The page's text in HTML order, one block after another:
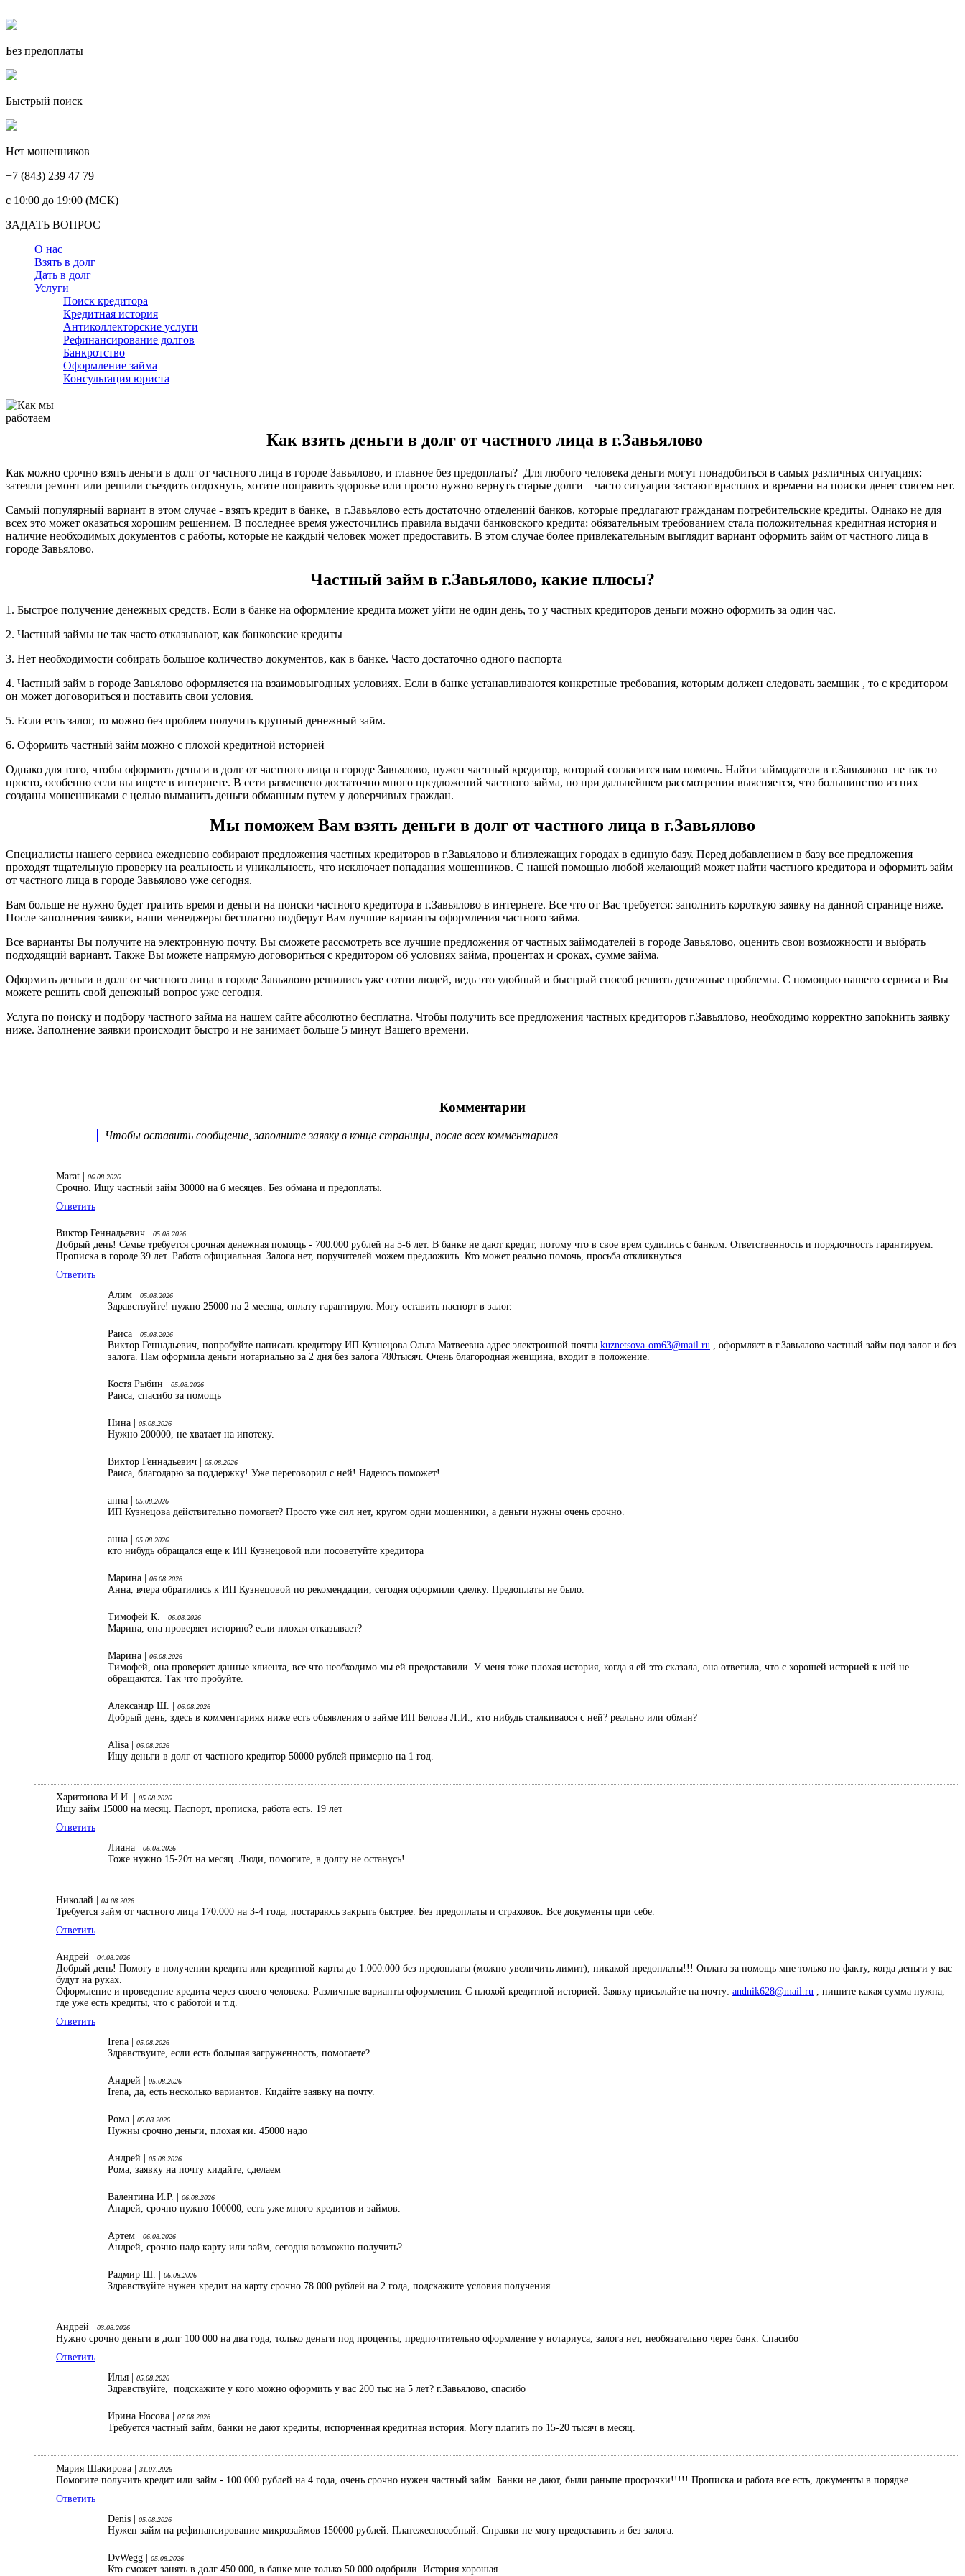
Без предоплаты
Быстрый поиск
Нет мошенников
+7 (843) 239 47 79
c 10:00 до 19:00 (МСК)
ЗАДАТЬ ВОПРОС
О нас
Взять в долг
Дать в долг
Услуги
Поиск кредитора
Кредитная история
Антиколлекторские услуги
Рефинансирование долгов
Банкротство
Оформление займа
Консультация юриста
Как взять деньги в долг от частного лица в г.Завьялово
Как можно срочно взять деньги в долг от частного лица в городе Завьялово, и главное без предоплаты? Для любого человека деньги могут понадобиться в самых различных ситуациях:
затеяли ремонт или решили съездить отдохнуть, хотите поправить здоровье или просто нужно вернуть старые долги – часто ситуации застают врасплох и времени на поиски денег совсем нет.
Самый популярный вариант в этом случае - взять кредит в банке, в г.Завьялово есть достаточно отделений банков, которые предлагают гражданам потребительские кредиты. Однако не для
всех это может оказаться хорошим решением. В последнее время ужесточились правила выдачи банковского кредита: обязательным требованием стала положительная кредитная история и
наличие необходимых документов с работы, которые не каждый человек может предоставить. В этом случае более привлекательным выглядит вариант оформить займ от частного лица в
городе Завьялово.
Частный займ в г.Завьялово, какие плюсы?
1. Быстрое получение денежных средств. Если в банке на оформление кредита может уйти не один день, то у частных кредиторов деньги можно оформить за один час.
2. Частный займы не так часто отказывают, как банковские кредиты
3. Нет необходимости собирать большое количество документов, как в банке. Часто достаточно одного паспорта
4. Частный займ в городе Завьялово оформляется на взаимовыгодных условиях. Если в банке устанавливаются конкретные требования, которым должен следовать заемщик , то с кредитором
он может договориться и поставить свои условия.
5. Если есть залог, то можно без проблем получить крупный денежный займ.
6. Оформить частный займ можно с плохой кредитной историей
Однако для того, чтобы оформить деньги в долг от частного лица в городе Завьялово, нужен частный кредитор, который согласится вам помочь. Найти займодателя в г.Завьялово не так то
просто, особенно если вы ищете в интернете. В сети размещено достаточно много предложений частного займа, но при дальнейшем рассмотрении выясняется, что большинство из них
созданы мошенниками с целью выманить деньги обманным путем у доверчивых граждан.
Мы поможем Вам взять деньги в долг от частного лица в г.Завьялово
Специалисты нашего сервиса ежедневно собирают предложения частных кредиторов в г.Завьялово и близлежащих городах в единую базу. Перед добавлением в базу все предложения
проходят тщательную проверку на реальность и уникальность, что исключает попадания мошенников. С нашей помощью любой желающий может найти частного кредитора и оформить займ
от частного лица в городе Завьялово уже сегодня.
Вам больше не нужно будет тратить время и деньги на поиски частного кредитора в г.Завьялово в интернете. Все что от Вас требуется: заполнить короткую заявку на данной странице ниже.
После заполнения заявки, наши менеджеры бесплатно подберут Вам лучшие варианты оформления частного займа.
Все варианты Вы получите на электронную почту. Вы сможете рассмотреть все лучшие предложения от частных займодателей в городе Завьялово, оценить свои возможности и выбрать
подходящий вариант. Также Вы можете напрямую договориться с кредитором об условиях займа, процентах и сроках, сумме займа.
Оформить деньги в долг от частного лица в городе Завьялово решились уже сотни людей, ведь это удобный и быстрый способ решить денежные проблемы. С помощью нашего сервиса и Вы
можете решить свой денежный вопрос уже сегодня.
Услуга по поиску и подбору частного займа на нашем сайте абсолютно бесплатна. Чтобы получить все предложения частных кредиторов г.Завьялово, необходимо корректно запоkнить заявку
ниже. Заполнение заявки происходит быстро и не занимает больше 5 минут Вашего времени.
Комментарии
Чтобы оставить сообщение, заполните заявку в конце страницы, после всех комментариев
Marat | 06.08.2026
Срочно. Ищу частный займ 30000 на 6 месяцев. Без обмана и предоплаты.
Ответить
Виктор Геннадьевич | 05.08.2026
Добрый день! Семье требуется срочная денежная помощь - 700.000 рублей на 5-6 лет. В банке не дают кредит, потому что в свое врем судились с банком. Ответственность и порядочность гарантируем.
Прописка в городе 39 лет. Работа официальная. Залога нет, поручителей можем предложить. Кто может реально помочь, просьба откликнуться.
Ответить
Алим |
05.08.2026
Здравствуйте! нужно 25000 на 2 месяца, оплату гарантирую. Могу оставить паспорт в залог.
Раиса | 05.08.2026
Виктор Геннадьевич, попробуйте написать кредитору ИП Кузнецова Ольга Матвеевна адрес электронной почты kuznetsova-om63@mail.ru , оформляет в г.Завьялово частный займ под залог и без
залога. Нам оформила деньги нотариально за 2 дня без залога 780тысяч. Очень благородная женщина, входит в положение.
Костя Рыбин | 05.08.2026
Раиса, спасибо за помощь
Нина | 05.08.2026
Нужно 200000, не хватает на ипотеку.
Виктор Геннадьевич | 05.08.2026
Раиса, благодарю за поддержку! Уже переговорил с ней! Надеюсь поможет!
анна | 05.08.2026
ИП Кузнецова действительно помогает? Просто уже сил нет, кругом одни мошенники, а деньги нужны очень срочно.
анна | 05.08.2026
кто нибудь обращался еще к ИП Кузнецовой или посоветуйте кредитора
Марина | 06.08.2026
Анна, вчера обратились к ИП Кузнецовой по рекомендации, сегодня оформили сделку. Предоплаты не было.
Тимофей К. | 06.08.2026
Марина, она проверяет историю? если плохая отказывает?
Марина | 06.08.2026
Тимофей, она проверяет данные клиента, все что необходимо мы ей предоставили. У меня тоже плохая история, когда я ей это сказала, она ответила, что с хорошей историей к ней не
обращаются. Так что пробуйте.
Александр Ш. | 06.08.2026
Добрый день, здесь в комментариях ниже есть обьявления о займе ИП Белова Л.И., кто нибудь сталкиваося с ней? реально или обман?
Alisa | 06.08.2026
Ищу деньги в долг от частного кредитор 50000 рублей примерно на 1 год.
Харитонова И.И. | 05.08.2026
Ищу займ 15000 на месяц. Паспорт, прописка, работа есть. 19 лет
Ответить
Лиана |
06.08.2026
Тоже нужно 15-20т на месяц. Люди, помогите, в долгу не останусь!
Николай | 04.08.2026
Требуется займ от частного лица 170.000 на 3-4 года, постараюсь закрыть быстрее. Без предоплаты и страховок. Все документы при себе.
Ответить
Андрей | 04.08.2026
Добрый день! Помогу в получении кредита или кредитной карты до 1.000.000 без предоплаты (можно увеличить лимит), никакой предоплаты!!! Оплата за помощь мне только по факту, когда деньги у вас
будут на руках.
Оформление и проведение кредита через своего человека. Различные варианты оформления. С плохой кредитной историей. Заявку присылайте на почту: andnik628@mail.ru , пишите какая сумма нужна,
где уже есть кредиты, что с работой и т.д.
Ответить
Irena |
05.08.2026
Здравствуите, если есть большая загруженность, помогаете?
Андрей | 05.08.2026
Irena, да, есть несколько вариантов. Кидайте заявку на почту.
Рома | 05.08.2026
Нужны срочно деньги, плохая ки. 45000 надо
Андрей | 05.08.2026
Рома, заявку на почту кидайте, сделаем
Валентина И.Р. | 06.08.2026
Андрей, срочно нужно 100000, есть уже много кредитов и займов.
Артем | 06.08.2026
Андрей, срочно надо карту или займ, сегодня возможно получить?
Радмир Ш. | 06.08.2026
Здравствуйте нужен кредит на карту срочно 78.000 рублей на 2 года, подскажите условия получения
Андрей | 03.08.2026
Нужно срочно деньги в долг 100 000 на два года, только деньги под проценты, предпочтительно оформление у нотариуса, залога нет, необязательно через банк. Спасибо
Ответить
Илья |
05.08.2026
Здравствуйте, подскажите у кого можно оформить у вас 200 тыс на 5 лет? г.Завьялово, спасибо
Ирина Носова | 07.08.2026
Требуется частный займ, банки не дают кредиты, испорченная кредитная история. Могу платить по 15-20 тысяч в месяц.
Мария Шакирова | 31.07.2026
Помогите получить кредит или займ - 100 000 рублей на 4 года, очень срочно нужен частный займ. Банки не дают, были раньше просрочки!!!!! Прописка и работа все есть, документы в порядке
Ответить
Denis |
05.08.2026
Нужен займ на рефинансирование микрозаймов 150000 рублей. Платежеспособный. Справки не могу предоставить и без залога.
DvWegg | 05.08.2026
Кто сможет занять в долг 450.000, в банке мне только 50.000 одобрили. История хорошая